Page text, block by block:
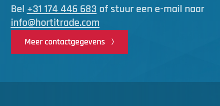
Bel +31 174 446 683 of stuur een e-mail naar
info@hortitrade.com
Meer contactgegevens